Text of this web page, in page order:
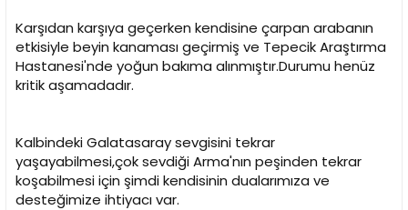
Karşıdan karşıya geçerken kendisine çarpan arabanın
etkisiyle beyin kanaması geçirmiş ve Tepecik Araştırma
Hastanesi'nde yoğun bakıma alınmıştır.Durumu henüz
kritik aşamadadır.
Kalbindeki Galatasaray sevgisini tekrar
yaşayabilmesi,çok sevdiği Arma'nın peşinden tekrar
koşabilmesi için şimdi kendisinin dualarımıza ve
desteğimize ihtiyacı var.